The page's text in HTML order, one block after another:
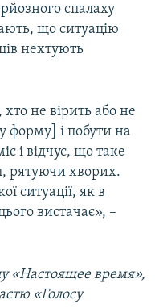
спалаху
що ситуацію
нехтують
не вірить або не
форму] і побути на
і відчує, що таке
рятуючи хворих.
ситуації, як в
вистачає», –
«Настоящее время»,
«Голосу